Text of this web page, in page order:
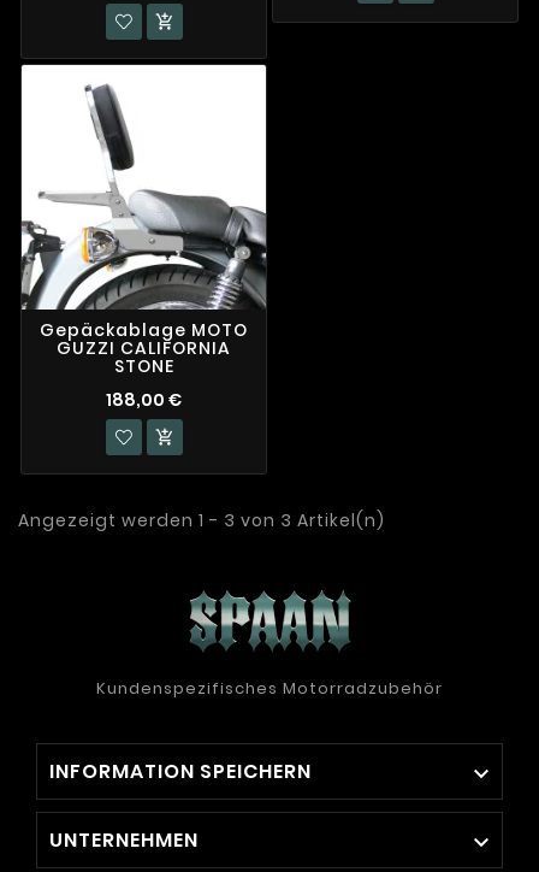

Gepäckablage MOTO
GUZZI CALIFORNIA
STONE
188,00 €

Angezeigt werden 1 - 3 von 3 Artikel(n)
Kundenspezifisches Motorradzubehör
INFORMATION SPEICHERN 
UNTERNEHMEN 